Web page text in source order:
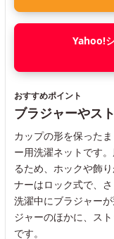
Yahoo!
おすすめポイント
ブラジャーやス
カップの形を保った
ー用洗濯ネットです
るため、ホックや飾
ナーはロック式で、
洗濯中にブラジャー
ジャーのほかに、ス
です。